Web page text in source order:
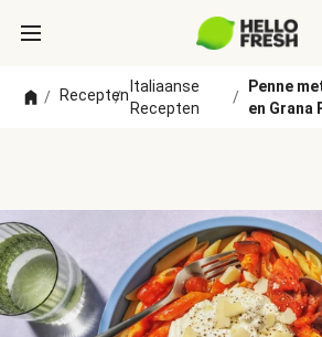
/ Recepten
/
Italiaanse
Recepten
/
Penne
en Grana